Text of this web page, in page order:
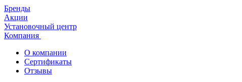
Бренды
Акции
Установочный центр
Компания
О компании
Сертификаты
Отзывы